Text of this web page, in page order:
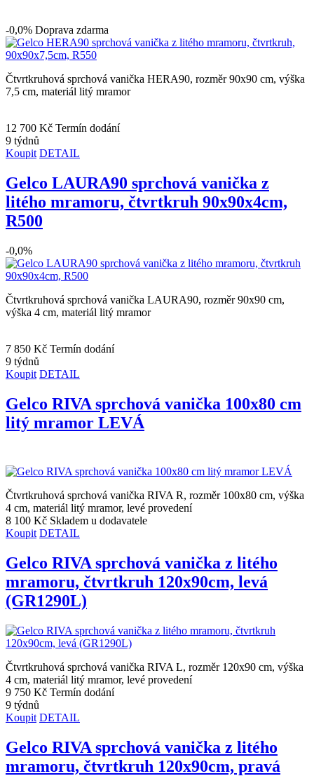
-0,0% Doprava zdarma
Čtvrtkruhová sprchová vanička HERA90, rozměr 90x90 cm, výška
7,5 cm, materiál litý mramor
12 700 Kč Termín dodání
9 týdnů
Koupit DETAIL
Gelco LAURA90 sprchová vanička z
litého mramoru, čtvrtkruh 90x90x4cm,
R500
-0,0%
Čtvrtkruhová sprchová vanička LAURA90, rozměr 90x90 cm,
výška 4 cm, materiál litý mramor
7 850 Kč Termín dodání
9 týdnů
Koupit DETAIL
Gelco RIVA sprchová vanička 100x80 cm
litý mramor LEVÁ
Čtvrtkruhová sprchová vanička RIVA R, rozměr 100x80 cm, výška
4 cm, materiál litý mramor, levé provedení
8 100 Kč Skladem u dodavatele
Koupit DETAIL
Gelco RIVA sprchová vanička z litého
mramoru, čtvrtkruh 120x90cm, levá
(GR1290L)
Čtvrtkruhová sprchová vanička RIVA L, rozměr 120x90 cm, výška
4 cm, materiál litý mramor, levé provedení
9 750 Kč Termín dodání
9 týdnů
Koupit DETAIL
Gelco RIVA sprchová vanička z litého
mramoru, čtvrtkruh 120x90cm, pravá